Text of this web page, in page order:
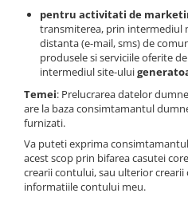
pentru activitati de
transmiterea, prin intermediul
distanta (e-mail, sms) de
produsele si serviciile oferite de
intermediul site-ului
Temei: Prelucrarea datelor
are la baza consimtamantul
furnizati.
Va puteti exprima
acest scop prin bifarea casutei
crearii contului, sau ulterior
informatiile contului meu.